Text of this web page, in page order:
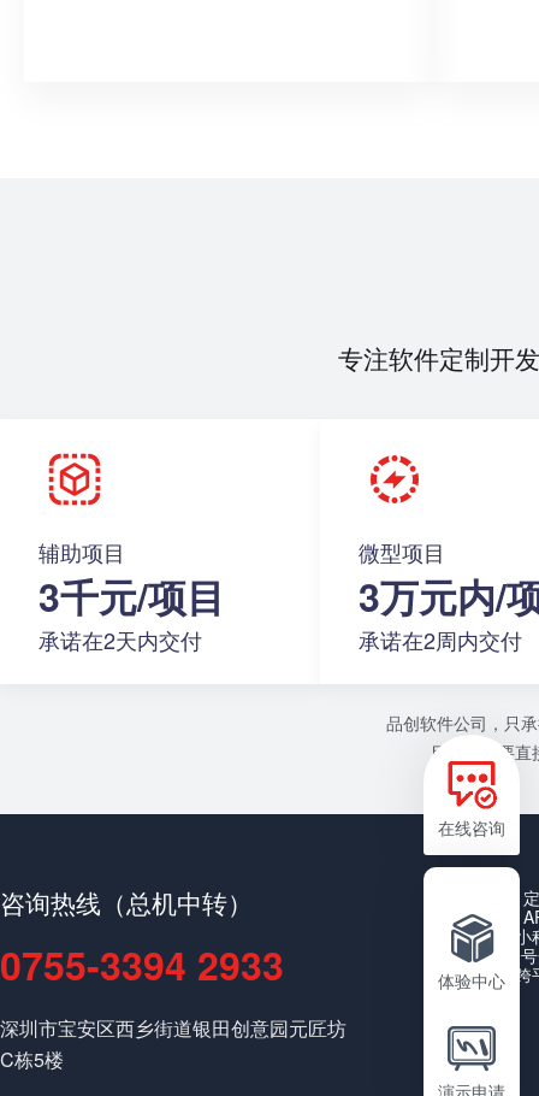
在线咨询
体验中心
演示申请
专注软件定制开
辅助项目
3千元/项目
承诺在2天内交付
微型项目
3万元内/
承诺在2周内交付
品创软件公司，只
目或者需要
咨询热线（总机中转）
0755-3394 2933
深圳市宝安区西乡街道银田创意园元匠坊
C栋5楼
公众